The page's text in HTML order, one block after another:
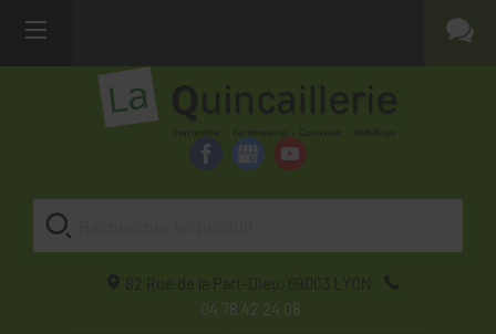
82 Rue de la Part-Dieu, 69003
LYON
04 78 42 24 08